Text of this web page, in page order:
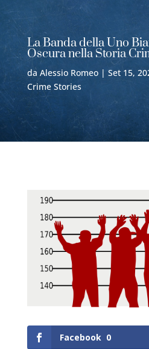
La Banda della Uno
Oscura nella Storia
da Alessio Romeo| Set 15,
Crime Stories
Facebook 0